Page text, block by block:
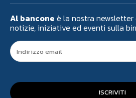
Al bancone è la nostra
notizie, iniziative ed eventi sulla
ISCRIVITI